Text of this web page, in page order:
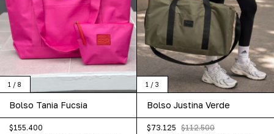
1 / 8
Bolso Tania Fucsia
$155.400
1 / 3
Bolso Justina Verde
$73.125 $112.500